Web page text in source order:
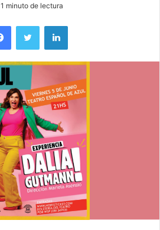
1 minuto de lectura